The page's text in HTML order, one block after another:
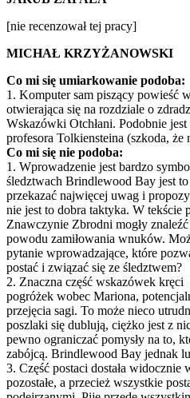
[nie recenzował tej pracy]
MICHAŁ KRZYŻANOWSKI
Co mi się umiarkowanie podoba:
1. Komputer sam piszący powieść
otwierająca się na rozdziale o
Wskazówki Otchłani. Podobnie jest
profesora Tolkiensteina (szkoda, że
Co mi się nie podoba:
1. Wprowadzenie jest bardzo
śledztwach Brindlewood Bay jest
przekazać najwięcej uwag i
nie jest to dobra taktyka. W tekście
Znawczynie Zbrodni mogły
powodu zamiłowania wnuków.
pytanie wprowadzające, które
postać i związać się ze śledztwem?
2. Znaczna część wskazówek
pogróżek wobec Mariona,
przejęcia sagi. To może nieco
poszlaki się dublują, ciężko jest z
pewno ograniczać pomysły na to,
zabójcą. Brindlewood Bay jednak
3. Część postaci dostała
pozostałe, a przecież wszystkie